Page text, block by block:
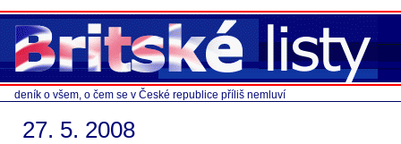
deník o všem, o čem se v České republice příliš nemluví
27. 5. 2008